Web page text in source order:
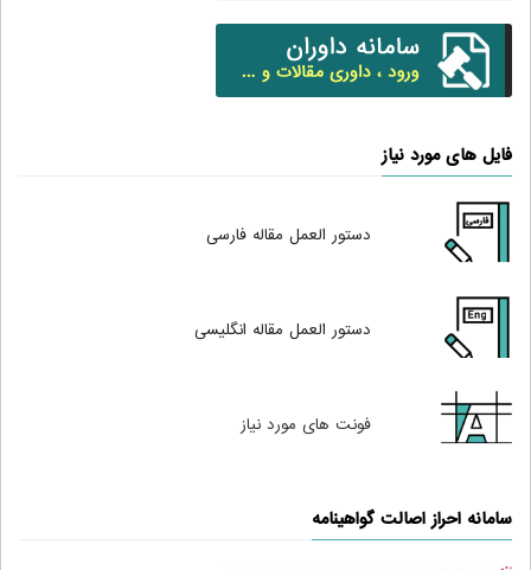
فایل های مورد نیاز
دستور العمل مقاله فارسی
دستور العمل مقاله انگلیسی
فونت های مورد نیاز
سامانه احراز اصالت گواهینامه